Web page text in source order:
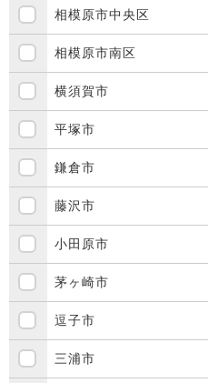
相模原市中央区
相模原市南区
横須賀市
平塚市
鎌倉市
藤沢市
小田原市
茅ヶ崎市
逗子市
三浦市